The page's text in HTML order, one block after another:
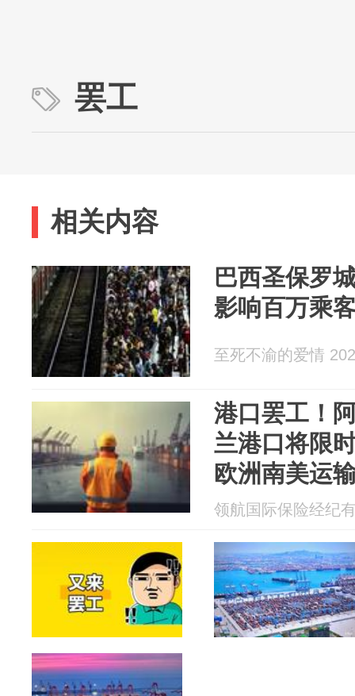
罢工
相关内容
巴西圣保罗
影响百万乘
至死不渝的爱情
港口罢工！
兰港口将限
欧洲南美运
领航国际保险经纪